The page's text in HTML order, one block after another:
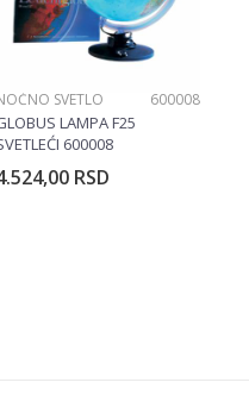
SVETLO 600008
LAMPA F25
600008
RSD